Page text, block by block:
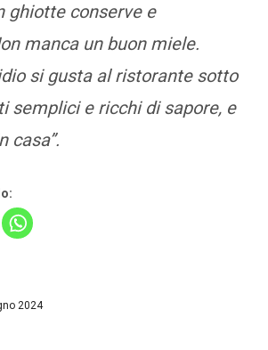
ghiotte conserve e
manca un buon miele.
si gusta al ristorante sotto
semplici e ricchi di sapore, e
casa”.
2024